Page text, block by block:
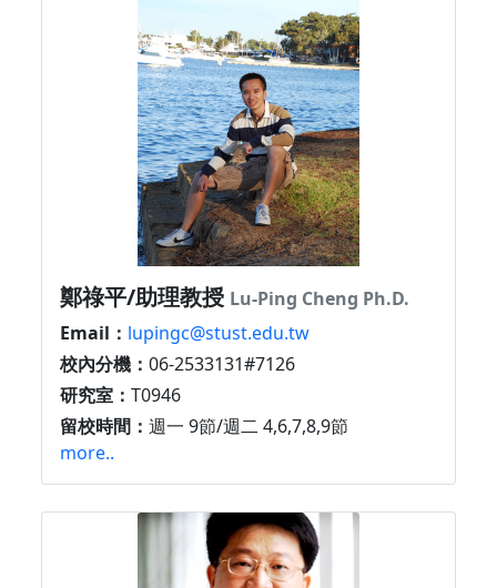
鄭祿平/助理教授 Lu-Ping Cheng Ph.D.
Email： lupingc@stust.edu.tw
校內分機： 06-2533131#7126
研究室： T0946
留校時間： 週一 9節/週二 4,6,7,8,9節
more..